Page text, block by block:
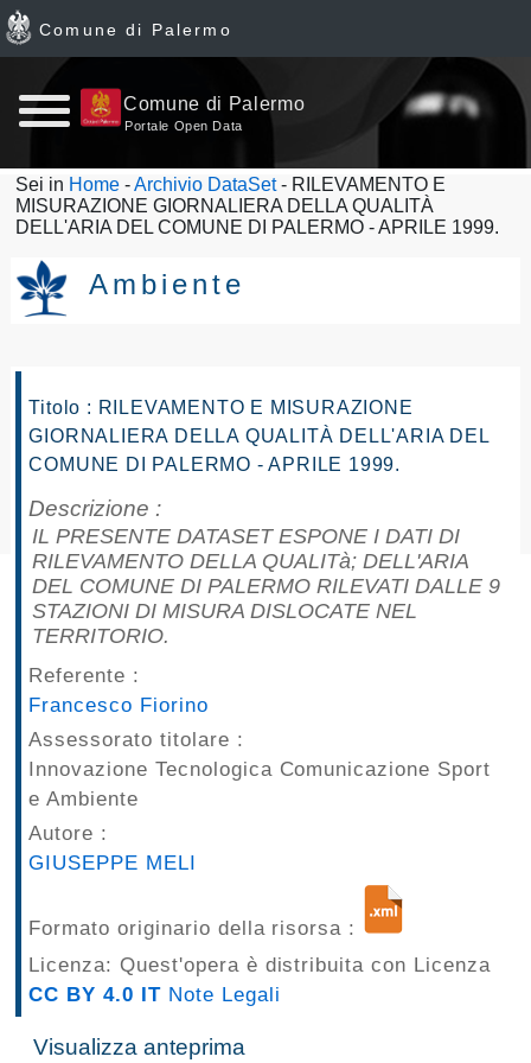
Home
News
Archivio
dataset
Report
pubblicazioni
Archivio
Documenti
Guida
Open
Data
Comune di Palermo
Comune di Palermo
Portale Open Data
Sei in Home -Archivio DataSet- RILEVAMENTO E
MISURAZIONE GIORNALIERA DELLA QUALITÀ
DELL'ARIA DEL COMUNE DI PALERMO - APRILE 1999.
Ambiente
Titolo : RILEVAMENTO E MISURAZIONE
GIORNALIERA DELLA QUALITÀ DELL'ARIA DEL
COMUNE DI PALERMO - APRILE 1999.
Descrizione :
IL PRESENTE DATASET ESPONE I DATI DI
RILEVAMENTO DELLA QUALITà; DELL'ARIA
DEL COMUNE DI PALERMO RILEVATI DALLE 9
STAZIONI DI MISURA DISLOCATE NEL
TERRITORIO.
Referente :
Francesco Fiorino
Assessorato titolare :
Innovazione Tecnologica Comunicazione Sport
e Ambiente
Autore :
GIUSEPPE MELI
Formato originario della risorsa :
Licenza: Quest'opera è distribuita con Licenza
CC BY 4.0 IT Note Legali
Visualizza anteprima